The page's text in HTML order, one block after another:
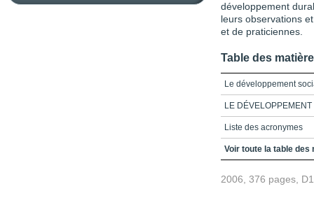
développement
leurs observations
et de praticiennes.
Table des
Le développement
LE
Liste des acronymes
Remerciements
Voir toute la table des
2006, 376 pages,